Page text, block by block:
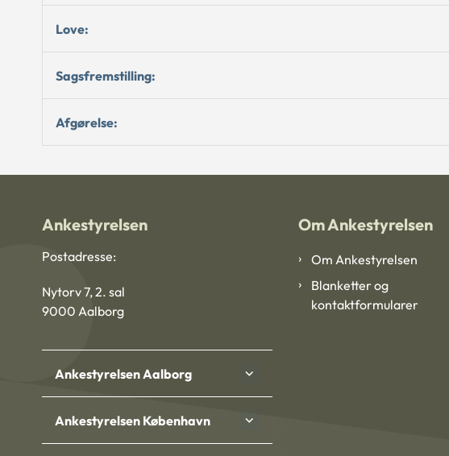
Love:
Sagsfremstilling:
Afgørelse:
Ankestyrelsen
Postadresse:
Nytorv 7, 2. sal
9000 Aalborg
Ankestyrelsen Aalborg
Ankestyrelsen København
Om Ankestyrelsen
Om Ankestyrelsen
Blanketter og
kontaktformularer